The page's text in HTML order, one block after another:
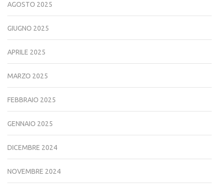
AGOSTO 2025
GIUGNO 2025
APRILE 2025
MARZO 2025
FEBBRAIO 2025
GENNAIO 2025
DICEMBRE 2024
NOVEMBRE 2024